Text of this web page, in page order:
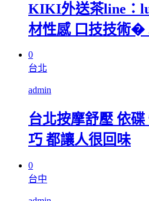
KIKI外送茶line：
材性感 口技技術�
0
台北
admin
台北按摩舒壓 依
巧 都讓人很回味
0
台中